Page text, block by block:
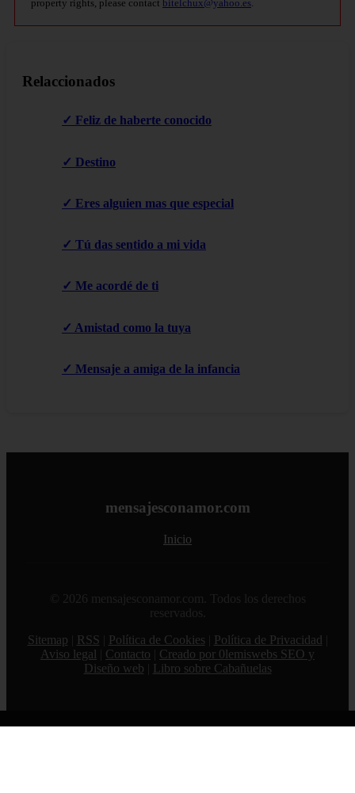
property rights, please contact bitelchux@yahoo.es
Relaccionados
✓ Feliz de haberte conocido
✓ Destino
✓ Eres alguien mas que especial
✓ Tú das sentido a mi vida
✓ Me acordé de ti
✓ Amistad como la tuya
✓ Mensaje a amiga de la infancia
mensajesconamor.com
Inicio
© 2026 mensajesconamor.com. Todos los derechos
reservados.
Sitemap
RSS Política de Cookies Política de Privacidad
Aviso legal
Contacto
Creado por 0lemiswebs SEO y
Diseño web
Libro sobre Cabañuelas